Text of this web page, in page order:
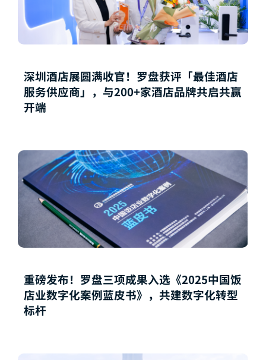
深圳酒店展圆满收官！罗盘获评「最佳酒店
服务供应商」，与200+家酒店品牌共启共赢
开端
重磅发布！罗盘三项成果入选《2025中国饭
店业数字化案例蓝皮书》，共建数字化转型
标杆